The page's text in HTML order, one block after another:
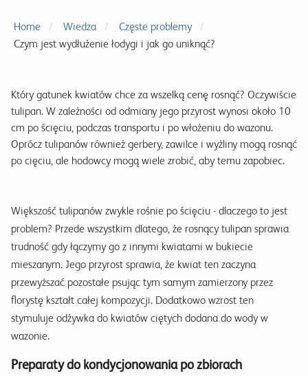
Home Wiedza
Częste problemy
Czym jest wydłużenie łodygi i jak go uniknąć?
Który gatunek kwiatów chce za wszelką cenę rosnąć? Oczywiście
tulipan. W zależności od odmiany jego przyrost wynosi około 10
cm po ścięciu, podczas transportu i po włożeniu do wazonu.
Oprócz tulipanów również gerbery, zawilce i wyżliny mogą rosnąć
po cięciu, ale hodowcy mogą wiele zrobić, aby temu zapobiec.
Większość tulipanów zwykle rośnie po ścięciu - dlaczego to jest
problem? Przede wszystkim dlatego, że rosnący tulipan sprawia
trudność gdy łączymy go z innymi kwiatami w bukiecie
mieszanym. Jego przyrost sprawia, że kwiat ten zaczyna
przewyższać pozostałe psując tym samym zamierzony przez
florystę kształt całej kompozycji. Dodatkowo wzrost ten
stymuluje odżywka do kwiatów ciętych dodana do wody w
wazonie.
Preparaty do kondycjonowania po zbiorach